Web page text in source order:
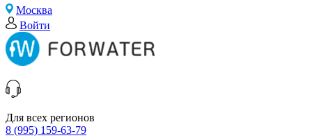
Москва
Войти
Для всех регионов
8 (995) 159-63-79